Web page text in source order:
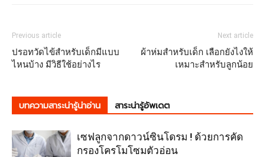
Previous article
ปรอทวัดไข้สำหรับเด็กมีแบบ
ไหนบ้าง มีวิธีใช้อย่างไร
Next article
ผ้าห่มสำหรับเด็ก เลือกยังไงให้
เหมาะสำหรับลูกน้อย
บทความสาระน่ารู้น่าอ่าน สาระน่ารู้อัพเดต
เซฟลูกจากดาวน์ซินโดรม ! ด้วยการคัด
กรองโครโมโซมตัวอ่อน